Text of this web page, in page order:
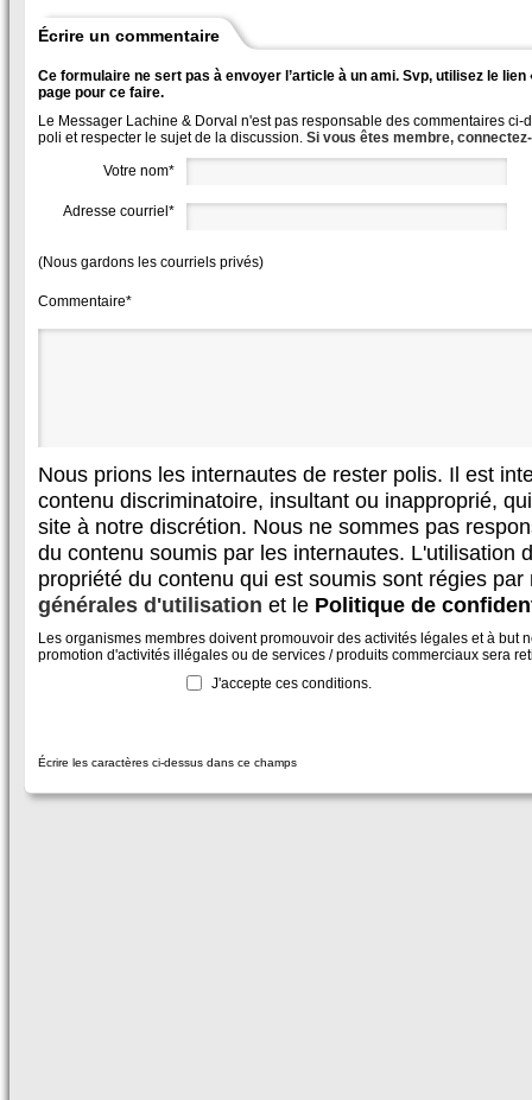
Écrire un commentaire
Ce formulaire ne sert pas à envoyer l’article à un ami. Svp, utilisez le
page pour ce faire.
Le Messager Lachine & Dorval n'est pas responsable des commentaires ci-
poli et respecter le sujet de la discussion. Si vous êtes membre,
Votre nom*
Adresse courriel*
(Nous gardons les courriels privés)
Commentaire*
Nous prions les internautes de rester polis. Il est
contenu discriminatoire, insultant ou inapproprié,
site à notre discrétion. Nous ne sommes pas
du contenu soumis par les internautes. L'utilisation
propriété du contenu qui est soumis sont régies
générales d'utilisation et le Politique de
Les organismes membres doivent promouvoir des activités légales et à but
promotion d'activités illégales ou de services / produits commerciaux sera
J'accepte ces conditions.
Écrire les caractères ci-dessus dans ce champs